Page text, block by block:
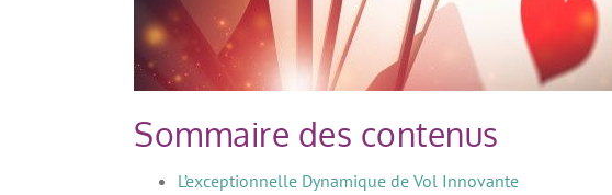
Sommaire des contenus
L’exceptionnelle Dynamique de Vol Innovante